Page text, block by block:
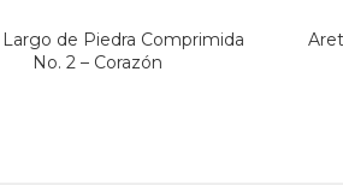
de Piedra Comprimida
No. 2 – Corazón